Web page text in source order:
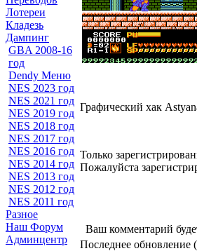
Лотереи
Кладезь
Дампинг
GBA 2008-16
год
Dendy Меню
NES 2023 год
NES 2021 год
NES 2019 год
NES 2018 год
NES 2017 год
NES 2016 год
NES 2014 год
NES 2013 год
NES 2012 год
NES 2011 год
Разное
Наш Форум
Админцентр
Графический хак
Только
Пожалуйста
Ваш комментарий
Последнее обновление